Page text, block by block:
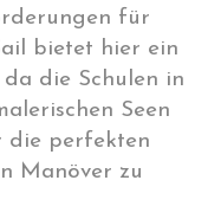
für
bietet hier ein
die Schulen in
Seen
die perfekten
Manöver zu